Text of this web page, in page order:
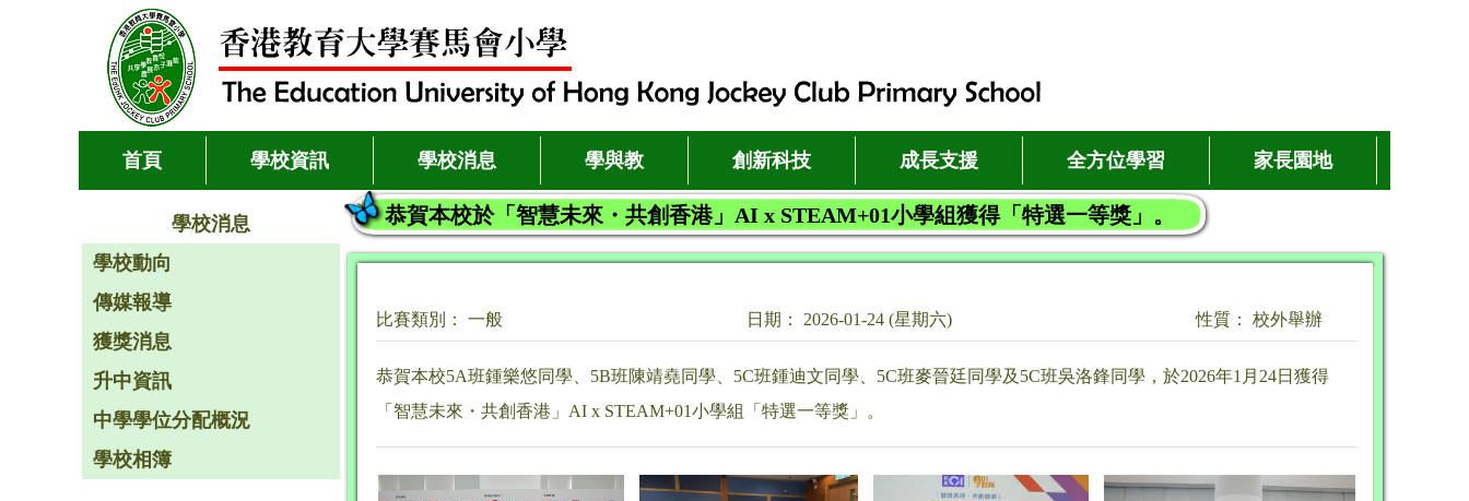
首頁 學校資訊 學校消息 學與教 創新科技 成長支援 全方位學習 家長園地
學校消息
學校動向
傳媒報導
獲獎消息
升中資訊
中學學位分配概況
學校相簿
恭賀本校於「智慧未來・共創香港」AI x STEAM+01小學組獲得「特選一等獎」。
比賽類別： 一般 日期： 2026-01-24 (星期六) 性質： 校外舉辦
恭賀本校5A班鍾樂悠同學、5B班陳靖堯同學、5C班鍾迪文同學、5C班麥晉廷同學及5C班吳洛鋒同學，於2026年1月24日獲得
「智慧未來・共創香港」AI x STEAM+01小學組「特選一等獎」。